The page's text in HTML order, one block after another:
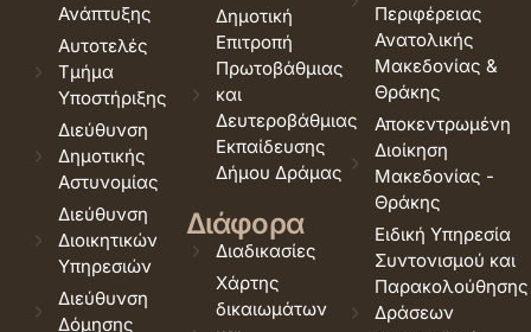
Ανάπτυξης
Αυτοτελές
Τμήμα
Υποστήριξης
Διεύθυνση
Δημοτικής
Αστυνομίας
Διεύθυνση
Διοικητικών
Υπηρεσιών
Διεύθυνση
Δόμησης
Δημοτική
Επιτροπή
Πρωτοβάθμιας
και
Δευτεροβάθμιας
Εκπαίδευσης
Δήμου Δράμας
Διάφορα
Διαδικασίες
Χάρτης
δικαιωμάτων
Περιφέρειας
Ανατολικής
Μακεδονίας &
Θράκης
Αποκεντρωμένη
Διοίκηση
Μακεδονίας -
Θράκης
Ειδική Υπηρεσία
Συντονισμού και
Παρακολούθησης
Δράσεων